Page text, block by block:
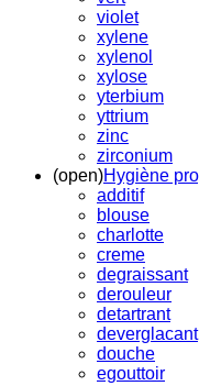
violet
xylene
xylenol
xylose
yterbium
yttrium
zinc
zirconium
(open)Hygiène
additif
blouse
charlotte
creme
degraissant
derouleur
detartrant
deverglacant
douche
egouttoir